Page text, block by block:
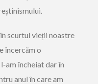
scurtul vieții noastre
încercăm o
am încheiat dar în
anul în care am